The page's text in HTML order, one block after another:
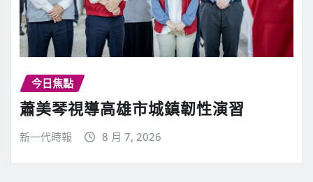
今日焦點
蕭美琴視導高雄市城鎮韌性演習
新一代時報 8 月 7, 2026